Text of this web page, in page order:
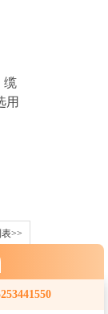
缆
用
>>